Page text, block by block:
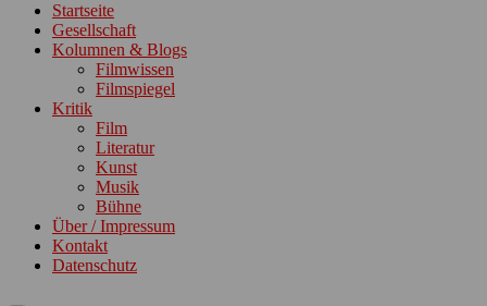
Startseite
Gesellschaft
Kolumnen & Blogs
Filmwissen
Filmspiegel
Kritik
Film
Literatur
Kunst
Musik
Bühne
Über / Impressum
Kontakt
Datenschutz